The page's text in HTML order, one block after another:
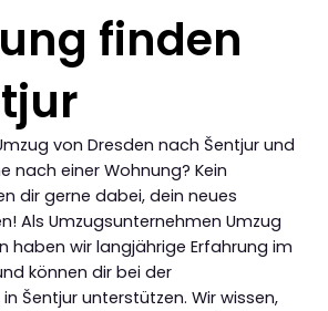
finden
von Dresden nach Šentjur und
nach einer Wohnung? Kein
dir gerne dabei, dein neues
Als Umzugsunternehmen Umzug
haben wir langjährige Erfahrung im
können dir bei der
Šentjur unterstützen. Wir wissen,